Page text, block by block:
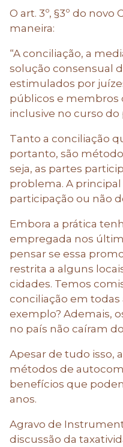
O art. 3º, §3º do novo
maneira:
“A conciliação, a
solução consensual
estimulados por
públicos e membros
inclusive no curso do
Tanto a conciliação
portanto, são
seja, as partes
problema. A
participação ou não
Embora a prática
empregada nos
pensar se essa
restrita a alguns
cidades. Temos
conciliação em todas
exemplo? Ademais,
no país não caíram
Apesar de tudo isso,
métodos de
benefícios que
anos.
Agravo de
discussão da